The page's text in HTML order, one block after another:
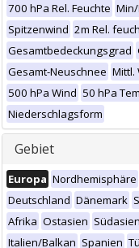
700 hPa Rel. Feuchte
Spitzenwind 2m Rel.
Gesamtbedeckungsgrad
Gesamt-Neuschnee Mittl.
500 hPa Wind 50 hPa
Niederschlagsform
Gebiet
Europa Nordhemisphäre
Deutschland Dänemark
Afrika Ostasien Südasien
Italien/Balkan Spanien